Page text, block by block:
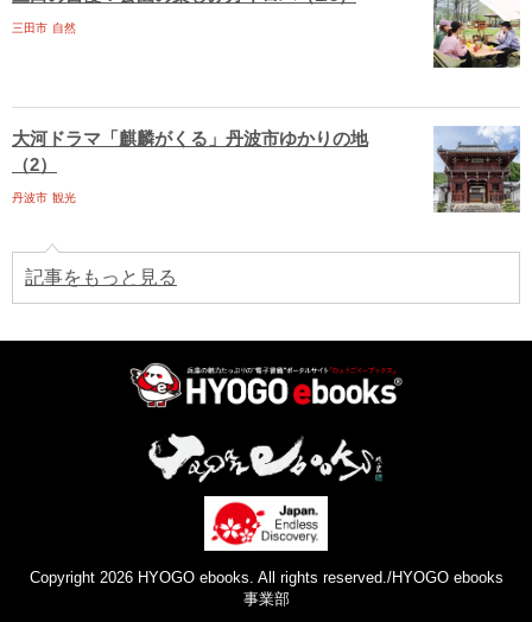
三田市 自然
大河ドラマ「麒麟がくる」丹波市ゆかりの地
（2）
丹波市 観光
記事をもっと見る
Copyright 2026 HYOGO ebooks. All rights reserved./HYOGO ebooks
事業部